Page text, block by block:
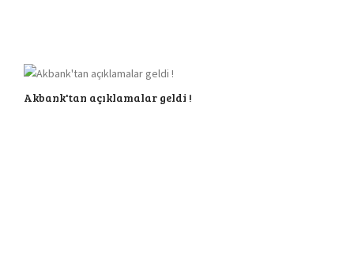
Akbank'tan açıklamalar geldi !